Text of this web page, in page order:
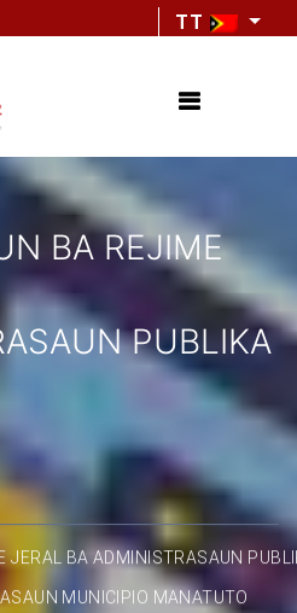
TT
BA REJIME
PUBLIKA
JERAL BA ADMINISTRASAUN
MUNICIPIO MANATUTO